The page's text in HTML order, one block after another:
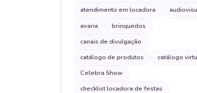
atendimento em locadora
avaria
brinquedos
canais de divulgação
catálogo de produtos
catálogo
Celebra Show
checklist locadora de festas